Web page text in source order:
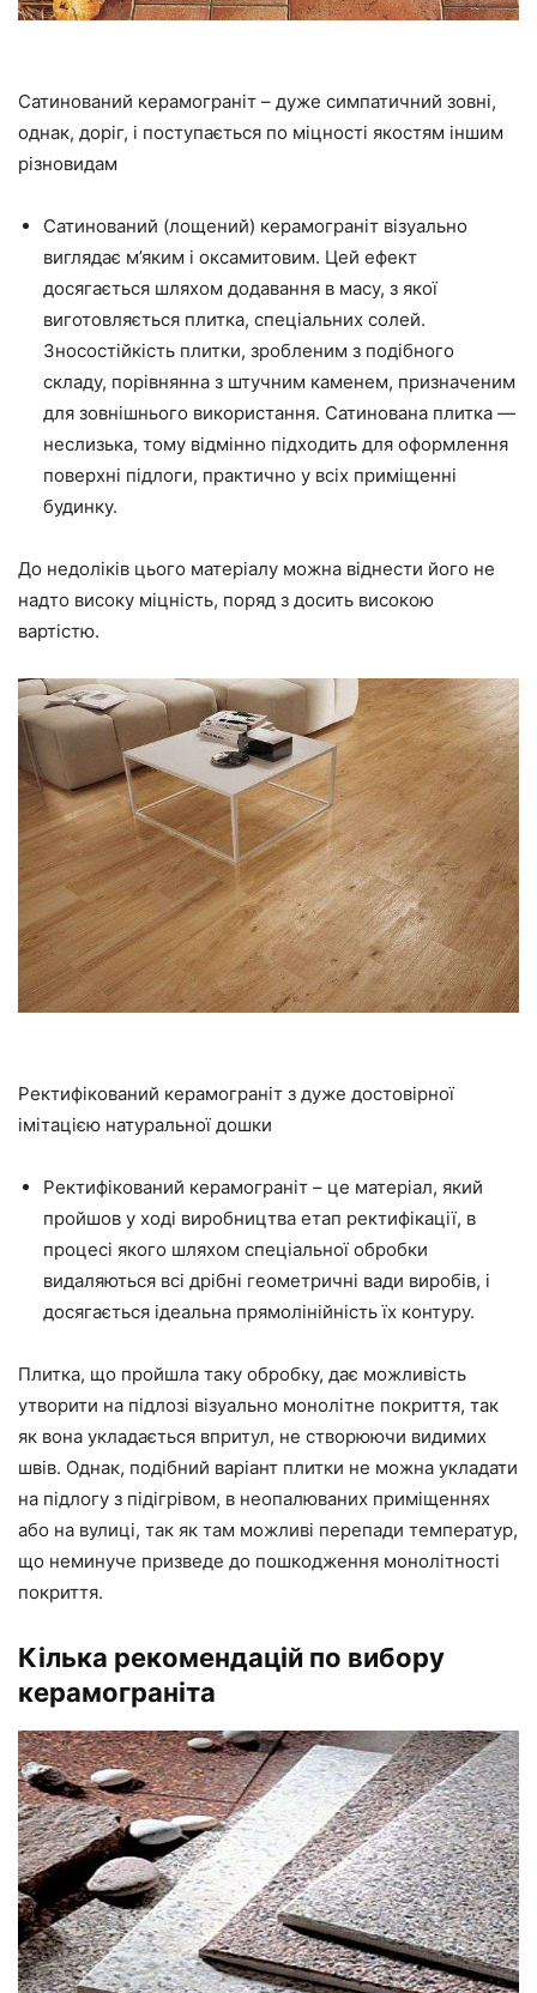
Сатинований керамограніт – дуже симпатичний зовні,
однак, доріг, і поступається по міцності якостям іншим
різновидам
Сатинований (лощений) керамограніт візуально
виглядає м’яким і оксамитовим. Цей ефект
досягається шляхом додавання в масу, з якої
виготовляється плитка, спеціальних солей.
Зносостійкість плитки, зробленим з подібного
складу, порівнянна з штучним каменем, призначеним
для зовнішнього використання. Сатинована плитка —
неслизька, тому відмінно підходить для оформлення
поверхні підлоги, практично у всіх приміщенні
будинку.
До недоліків цього матеріалу можна віднести його не
надто високу міцність, поряд з досить високою
вартістю.
Ректифікований керамограніт з дуже достовірної
імітацією натуральної дошки
Ректифікований керамограніт – це матеріал, який
пройшов у ході виробництва етап ректифікації, в
процесі якого шляхом спеціальної обробки
видаляються всі дрібні геометричні вади виробів, і
досягається ідеальна прямолінійність їх контуру.
Плитка, що пройшла таку обробку, дає можливість
утворити на підлозі візуально монолітне покриття, так
як вона укладається впритул, не створюючи видимих
швів. Однак, подібний варіант плитки не можна укладати
на підлогу з підігрівом, в неопалюваних приміщеннях
або на вулиці, так як там можливі перепади температур,
що неминуче призведе до пошкодження монолітності
покриття.
Кілька рекомендацій по вибору
керамограніта